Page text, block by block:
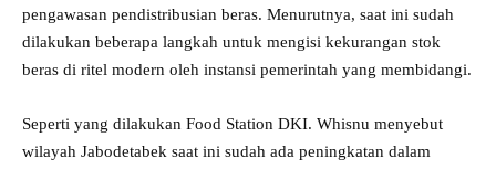
pengawasan pendistribusian beras. Menurutnya, saat ini sudah
dilakukan beberapa langkah untuk mengisi kekurangan stok
beras di ritel modern oleh instansi pemerintah yang membidangi.
Seperti yang dilakukan Food Station DKI. Whisnu menyebut
wilayah Jabodetabek saat ini sudah ada peningkatan dalam